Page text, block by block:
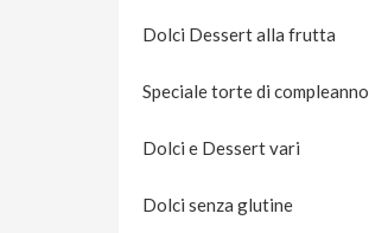
Dolci Dessert alla frutta
Speciale torte di compleanno
Dolci e Dessert vari
Dolci senza glutine